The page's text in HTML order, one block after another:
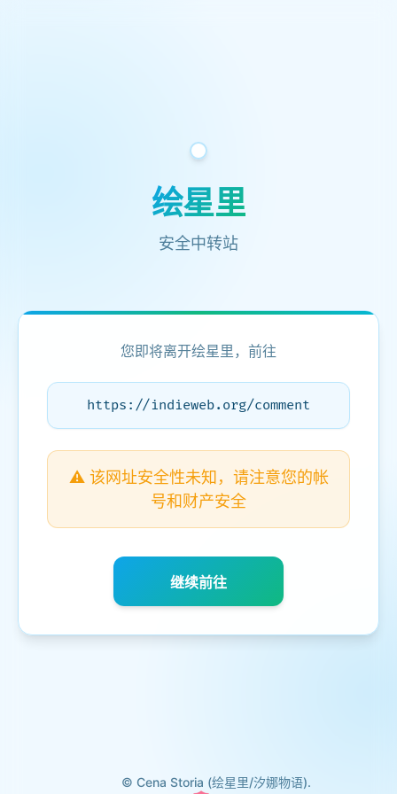
绘星里
安全中转站
您即将离开绘星里，前往
https://indieweb.org/comment
⚠️ 该网址安全性未知，请注意您的帐
号和财产安全
继续前往
© Cena Storia (绘星里/汐娜物语).